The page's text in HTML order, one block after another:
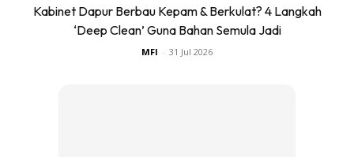
Kabinet Dapur Berbau Kepam & Berkulat? 4 Langkah
‘Deep Clean’ Guna Bahan Semula Jadi
MFI - 31 Jul 2026